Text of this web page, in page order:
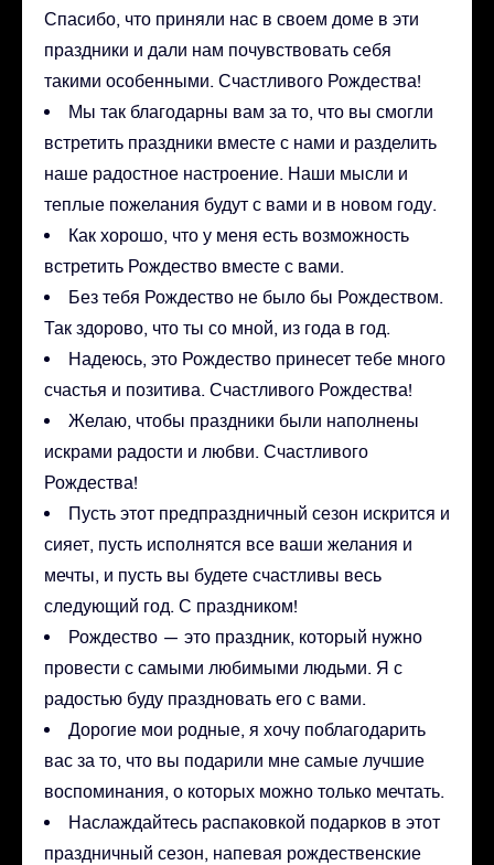
Спасибо, что приняли нас в своем доме в эти
праздники и дали нам почувствовать себя
такими особенными. Счастливого Рождества!
Мы так благодарны вам за то, что вы смогли
встретить праздники вместе с нами и разделить
наше радостное настроение. Наши мысли и
теплые пожелания будут с вами и в новом году.
Как хорошо, что у меня есть возможность
встретить Рождество вместе с вами.
Без тебя Рождество не было бы Рождеством.
Так здорово, что ты со мной, из года в год.
Надеюсь, это Рождество принесет тебе много
счастья и позитива. Счастливого Рождества!
Желаю, чтобы праздники были наполнены
искрами радости и любви. Счастливого
Рождества!
Пусть этот предпраздничный сезон искрится и
сияет, пусть исполнятся все ваши желания и
мечты, и пусть вы будете счастливы весь
следующий год. С праздником!
Рождество — это праздник, который нужно
провести с самыми любимыми людьми. Я с
радостью буду праздновать его с вами.
Дорогие мои родные, я хочу поблагодарить
вас за то, что вы подарили мне самые лучшие
воспоминания, о которых можно только мечтать.
Наслаждайтесь распаковкой подарков в этот
праздничный сезон, напевая рождественские